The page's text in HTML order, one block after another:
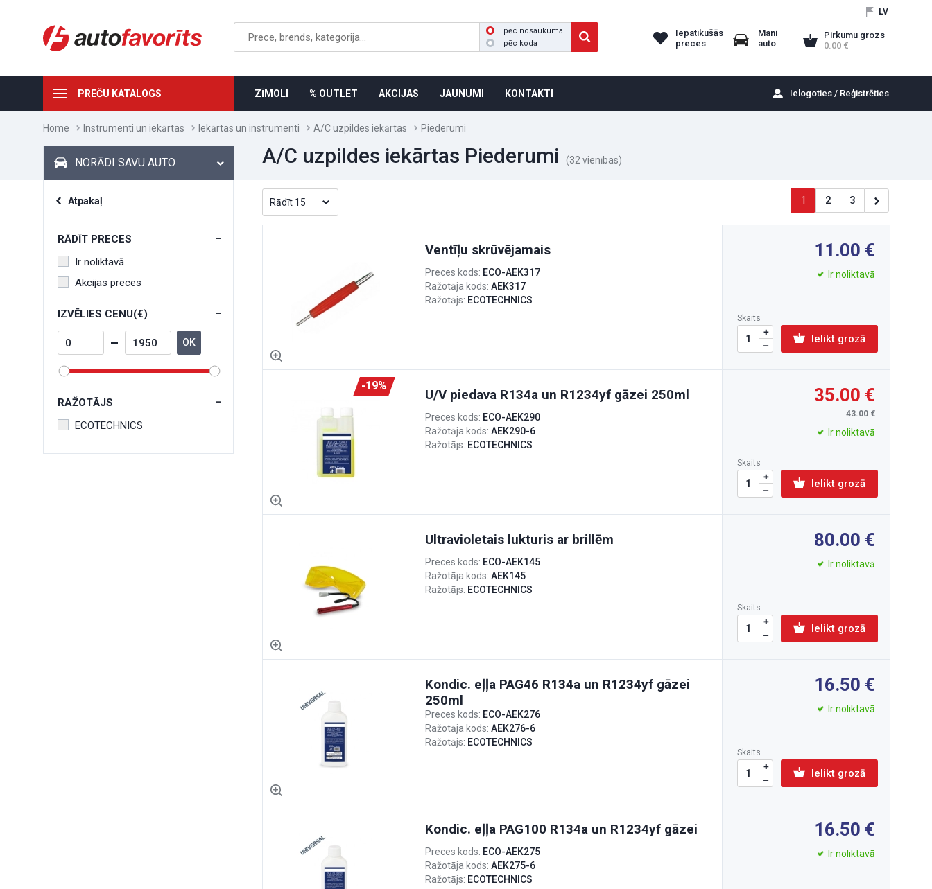
LV
Iepatikušās
preces
Mani
auto
Pirkumu grozs
0.00
pēc nosaukuma
pēc koda
Ielogoties / Reģistrēties
PREČU KATALOGS ZĪMOLI % OUTLET AKCIJAS JAUNUMI KONTAKTI
Home Instrumenti un iekārtas Iekārtas un instrumenti A/C uzpildes iekārtas Piederumi
A/C uzpildes iekārtas Piederumi (32 vienības)
NORĀDI SAVU AUTO
Atpakaļ
RĀDĪT PRECES
Ir noliktavā
Akcijas preces
IZVĒLIES CENU(€)
OK
RAŽOTĀJS
ECOTECHNICS
1 2 3
Ventīļu skrūvējamais
Preces kods: ECO-AEK317
Ražotāja kods: AEK317
Ražotājs: ECOTECHNICS
11.00
Ir noliktavā
Skaits
Ielikt grozā
-19%
U/V piedava R134a un R1234yf gāzei 250ml
Preces kods: ECO-AEK290
Ražotāja kods: AEK290-6
Ražotājs: ECOTECHNICS
35.00
43.00
Ir noliktavā
Skaits
Ielikt grozā
Ultravioletais lukturis ar brillēm
Preces kods: ECO-AEK145
Ražotāja kods: AEK145
Ražotājs: ECOTECHNICS
80.00
Ir noliktavā
Skaits
Ielikt grozā
Kondic. eļļa PAG46 R134a un R1234yf gāzei
250ml
Preces kods: ECO-AEK276
Ražotāja kods: AEK276-6
Ražotājs: ECOTECHNICS
16.50
Ir noliktavā
Skaits
Ielikt grozā
Kondic. eļļa PAG100 R134a un R1234yf gāzei
Preces kods: ECO-AEK275
Ražotāja kods: AEK275-6
Ražotājs: ECOTECHNICS
16.50
Ir noliktavā